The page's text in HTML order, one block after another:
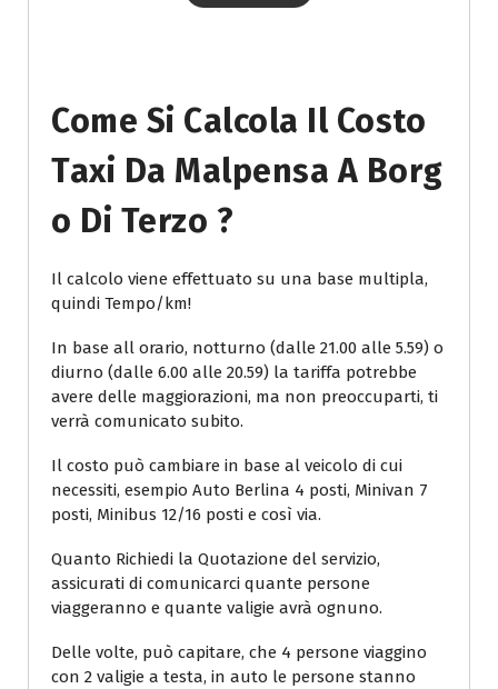
Come Si Calcola Il Costo
Taxi Da Malpensa A Borg
O Di Terzo ?
Il calcolo viene effettuato su una base multipla,
quindi Tempo/km!
In base all orario, notturno (dalle 21.00 alle 5.59) o
diurno (dalle 6.00 alle 20.59) la tariffa potrebbe
avere delle maggiorazioni, ma non preoccuparti, ti
verrà comunicato subito.
Il costo può cambiare in base al veicolo di cui
necessiti, esempio Auto Berlina 4 posti, Minivan 7
posti, Minibus 12/16 posti e così via.
Quanto Richiedi la Quotazione del servizio,
assicurati di comunicarci quante persone
viaggeranno e quante valigie avrà ognuno.
Delle volte, può capitare, che 4 persone viaggino
con 2 valigie a testa, in auto le persone stanno